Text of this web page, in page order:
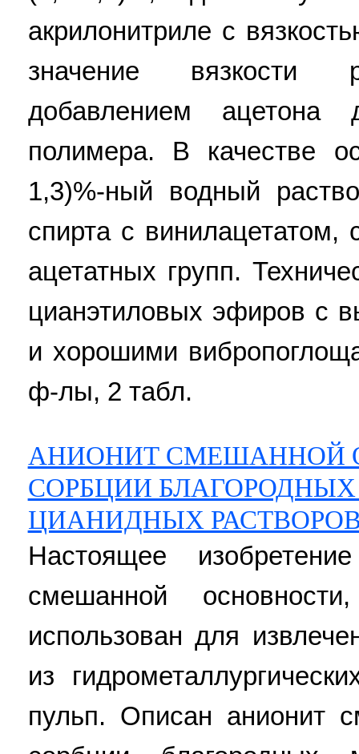
акрилонитриле с
значение вязкости
добавлением ацетона
полимера. В качестве
1,3)%-ный водный
спирта с
ацетатных групп.
цианэтиловых эфиров с
и хорошими
ф-лы, 2 табл.
АНИОНИТ СМЕШАННОЙ
СОРБЦИИ
ЦИАНИДНЫХ
Настоящее
смешанной
использован для
из
пульп. Описан анионит